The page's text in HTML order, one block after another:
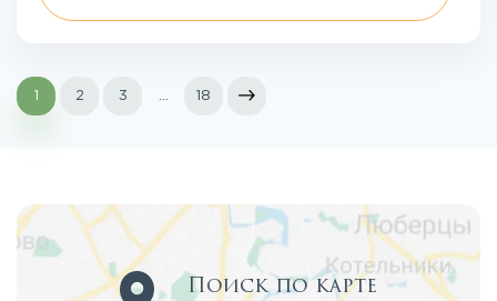
1 2 3 18
Поиск по карте